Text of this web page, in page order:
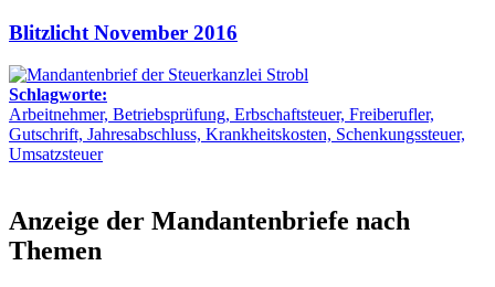
Blitzlicht November 2016
Schlagworte:
Arbeitnehmer, Betriebsprüfung, Erbschaftsteuer, Freiberufler,
Gutschrift, Jahresabschluss, Krankheitskosten, Schenkungssteuer,
Umsatzsteuer
Anzeige der Mandantenbriefe nach
Themen